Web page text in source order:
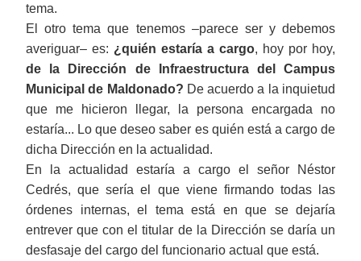
tema.
El otro tema que tenemos ‒parece ser y debemos
averiguar‒ es: ¿quién estaría a cargo, hoy por hoy,
de la Dirección de Infraestructura del Campus
Municipal de Maldonado? De acuerdo a la inquietud
que me hicieron llegar, la persona encargada no
estaría... Lo que deseo saber es quién está a cargo de
dicha Dirección en la actualidad.
En la actualidad estaría a cargo el señor Néstor
Cedrés, que sería el que viene firmando todas las
órdenes internas, el tema está en que se dejaría
entrever que con el titular de la Dirección se daría un
desfasaje del cargo del funcionario actual que está.